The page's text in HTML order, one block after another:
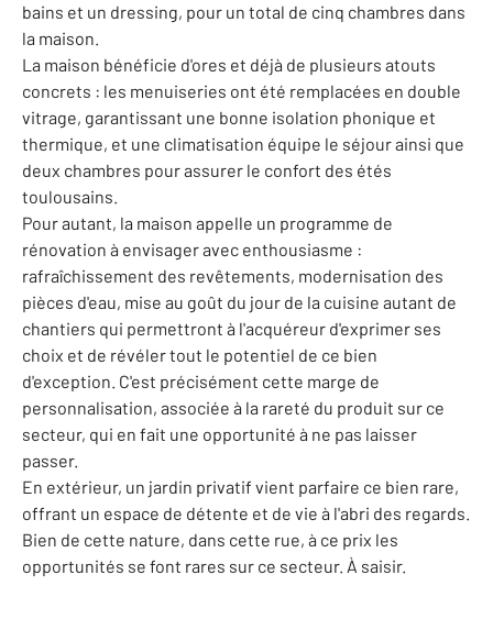
bains et un dressing, pour un total de cinq chambres dans
la maison.
La maison bénéficie d'ores et déjà de plusieurs atouts
concrets : les menuiseries ont été remplacées en double
vitrage, garantissant une bonne isolation phonique et
thermique, et une climatisation équipe le séjour ainsi que
deux chambres pour assurer le confort des étés
toulousains.
Pour autant, la maison appelle un programme de
rénovation à envisager avec enthousiasme :
rafraîchissement des revêtements, modernisation des
pièces d'eau, mise au goût du jour de la cuisine autant de
chantiers qui permettront à l'acquéreur d'exprimer ses
choix et de révéler tout le potentiel de ce bien
d'exception. C'est précisément cette marge de
personnalisation, associée à la rareté du produit sur ce
secteur, qui en fait une opportunité à ne pas laisser
passer.
En extérieur, un jardin privatif vient parfaire ce bien rare,
offrant un espace de détente et de vie à l'abri des regards.
Bien de cette nature, dans cette rue, à ce prix les
opportunités se font rares sur ce secteur. À saisir.